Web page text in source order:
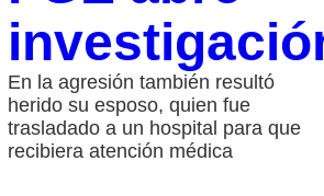
En la agresión también resultó
herido su esposo, quien fue
trasladado a un hospital para que
recibiera atención médica